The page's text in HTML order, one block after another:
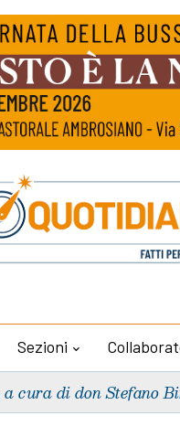
Sezioni
a cura di don Stefano